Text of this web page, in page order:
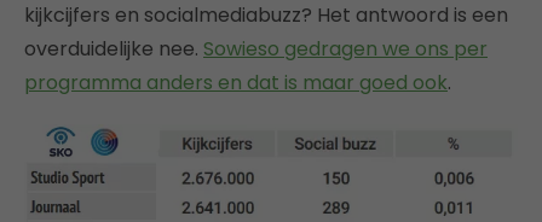
kijkcijfers en socialmediabuzz? Het antwoord is een
overduidelijke nee. Sowieso gedragen we ons per
programma anders en dat is maar goed ook.